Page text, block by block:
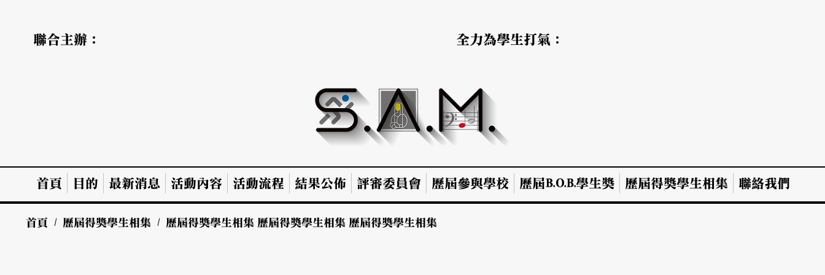
聯合主辦： 全力為學生打氣：
首頁 目的 最新消息 活動內容 活動流程 結果公佈 評審委員會 歷屆參與學校 歷屆B.O.B.學生獎 歷屆得獎學生相集 聯絡我們
首頁 / 歷屆得獎學生相集 / 歷屆得獎學生相集 歷屆得獎學生相集 歷屆得獎學生相集